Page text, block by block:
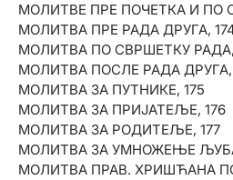
МОЛИТВЕ ПРЕ ПОЧЕТКА И ПО
МОЛИТВА ПРЕ РАДА ДРУГА,
МОЛИТВА ПО СВРШЕТКУ РАДА,
МОЛИТВА ПОСЛЕ РАДА ДРУГА,
МОЛИТВА ЗА ПУТНИКЕ, 175
МОЛИТВА ЗА ПРИЈАТЕЉЕ, 176
МОЛИТВА ЗА РОДИТЕЉЕ, 177
МОЛИТВА ЗА УМНОЖЕЊЕ
МОЛИТВА ПРАВ. ХРИШЋАНА